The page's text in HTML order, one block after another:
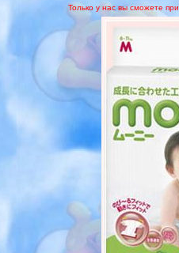
Только у нас вы сможете